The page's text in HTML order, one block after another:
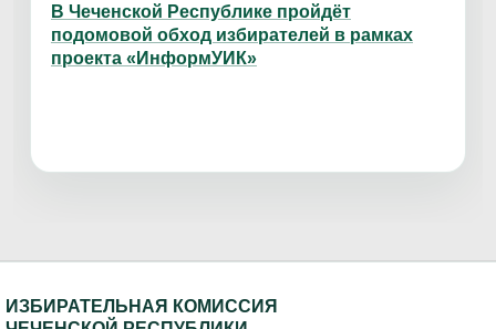
В Чеченской Республике пройдёт
подомовой обход избирателей в рамках
проекта «ИнформУИК»
ИЗБИРАТЕЛЬНАЯ КОМИССИЯ